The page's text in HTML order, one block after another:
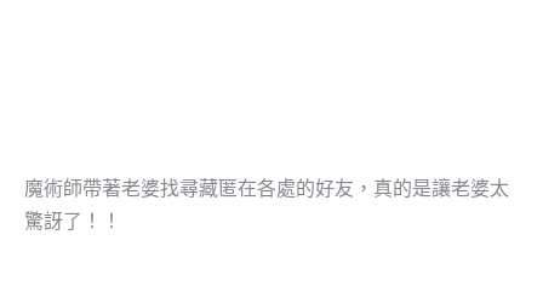
魔術師帶著老婆找尋藏匿在各處的好友，真的是讓老婆太
驚訝了！！